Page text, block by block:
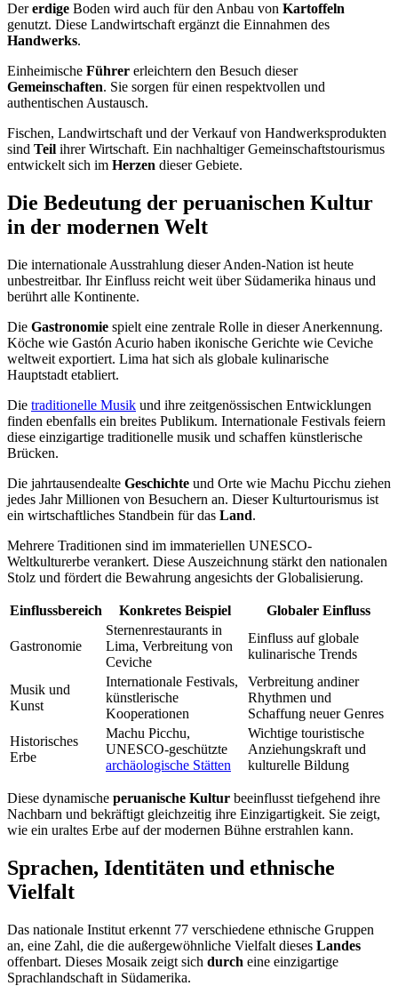
Dererdige Boden wird auch für den Anbau von Kartoffeln
genutzt. Diese Landwirtschaft ergänzt die Einnahmen des
Handwerks.
Einheimische Führer erleichtern den Besuch dieser
Gemeinschaften. Sie sorgen für einen respektvollen und
authentischen Austausch.
Fischen, Landwirtschaft und der Verkauf von Handwerksprodukten
sind Teil ihrer Wirtschaft. Ein nachhaltiger Gemeinschaftstourismus
entwickelt sich im Herzen dieser Gebiete.
Die Bedeutung der peruanischen Kultur
in der modernen Welt
Die internationale Ausstrahlung dieser Anden-Nation ist heute
unbestreitbar. Ihr Einfluss reicht weit über Südamerika hinaus und
berührt alle Kontinente.
Die Gastronomie spielt eine zentrale Rolle in dieser Anerkennung.
Köche wie Gastón Acurio haben ikonische Gerichte wie Ceviche
weltweit exportiert. Lima hat sich als globale kulinarische
Hauptstadt etabliert.
Die traditionelle Musik und ihre zeitgenössischen Entwicklungen
finden ebenfalls ein breites Publikum. Internationale Festivals feiern
diese einzigartige traditionelle musik und schaffen künstlerische
Brücken.
Die jahrtausendealte Geschichte und Orte wie Machu Picchu ziehen
jedes Jahr Millionen von Besuchern an. Dieser Kulturtourismus ist
ein wirtschaftliches Standbein für das Land.
Mehrere Traditionen sind im immateriellen UNESCO-
Weltkulturerbe verankert. Diese Auszeichnung stärkt den nationalen
Stolz und fördert die Bewahrung angesichts der Globalisierung.
Einflussbereich Konkretes Beispiel Globaler Einfluss
Gastronomie
Sternenrestaurants in
Lima, Verbreitung von
Ceviche
Einfluss auf globale
kulinarische Trends
Musik und
Kunst
Internationale Festivals,
künstlerische
Kooperationen
Verbreitung andiner
Rhythmen und
Schaffung neuer Genres
Historisches
Erbe
Machu Picchu,
UNESCO-geschützte
archäologische Stätten
Wichtige touristische
Anziehungskraft und
kulturelle Bildung
Diese dynamische peruanische Kultur beeinflusst tiefgehend ihre
Nachbarn und bekräftigt gleichzeitig ihre Einzigartigkeit. Sie zeigt,
wie ein uraltes Erbe auf der modernen Bühne erstrahlen kann.
Sprachen, Identitäten und ethnische
Vielfalt
Das nationale Institut erkennt 77 verschiedene ethnische Gruppen
an, eine Zahl, die die außergewöhnliche Vielfalt dieses Landes
offenbart. Dieses Mosaik zeigt sich durch eine einzigartige
Sprachlandschaft in Südamerika.